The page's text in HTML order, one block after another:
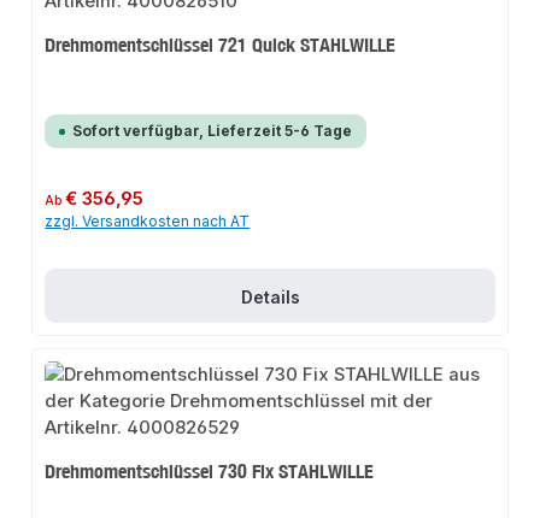
Drehmomentschlüssel 721 Quick STAHLWILLE
Sofort verfügbar, Lieferzeit 5-6 Tage
Regulärer Preis:
Ab€ 356,95
zzgl. Versandkosten nach AT
Details
Drehmomentschlüssel 730 Fix STAHLWILLE